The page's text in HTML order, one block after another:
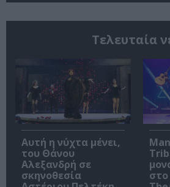
Τελευταία
Αυτή η νύχτα μένει,
του Θάνου
Αλεξανδρή σε
σκηνοθεσία